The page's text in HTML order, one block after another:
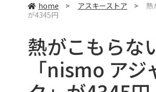
home > アスキーストア >
熱
が4345円
熱がこもらな
「nismo ア